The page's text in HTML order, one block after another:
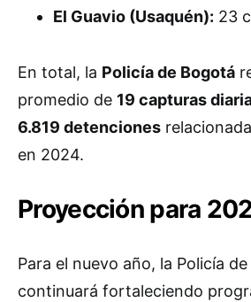
El Guavio (Usaquén): 23
En total, la Policía de Bogotá
promedio de 19 capturas
6.819 detenciones
en 2024.
Proyección para
Para el nuevo año, la Policía
continuará fortaleciendo